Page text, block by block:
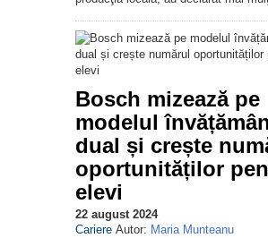
Bosch mizează pe
modelul
dual și crește
oportunităților
elevi
22 august 2024
Cariere Autor: Maria Munteanu